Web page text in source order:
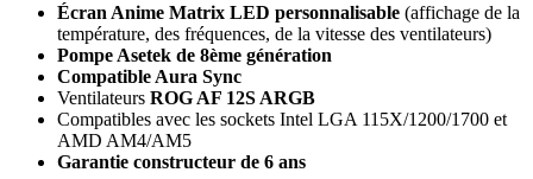
Écran Anime Matrix LED personnalisable (affichage de la
température, des fréquences, de la vitesse des ventilateurs)
Pompe Asetek de 8ème génération
Compatible Aura Sync
Ventilateurs ROG AF 12S ARGB
Compatibles avec les sockets Intel LGA 115X/1200/1700 et
AMD AM4/AM5
Garantie constructeur de 6 ans